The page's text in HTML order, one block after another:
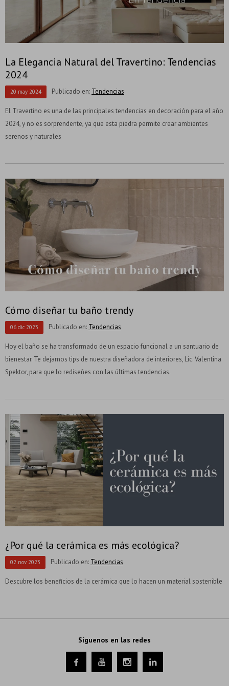
La Elegancia Natural del Travertino: Tendencias
2024
20 may 2024 Publicado en: Tendencias
El Travertino es una de las principales tendencias en decoración para el año
2024, y no es sorprendente, ya que esta piedra permite crear ambientes
serenos y naturales
Cómo diseñar tu baño trendy
06 dic 2023 Publicado en: Tendencias
Hoy el baño se ha transformado de un espacio funcional a un santuario de
bienestar. Te dejamos tips de nuestra diseñadora de interiores, Lic. Valentina
Spektor, para que lo rediseñes con las últimas tendencias.
¿Por qué la cerámica es más ecológica?
02 nov 2023 Publicado en: Tendencias
Descubre los beneficios de la cerámica que lo hacen un material sostenible
Síguenos en las redes
   